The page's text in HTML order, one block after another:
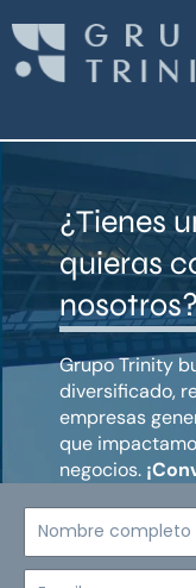
contenido
¿Tienes
quieras
Grupo Trinity
diversificado,
empresas
que
negocios.